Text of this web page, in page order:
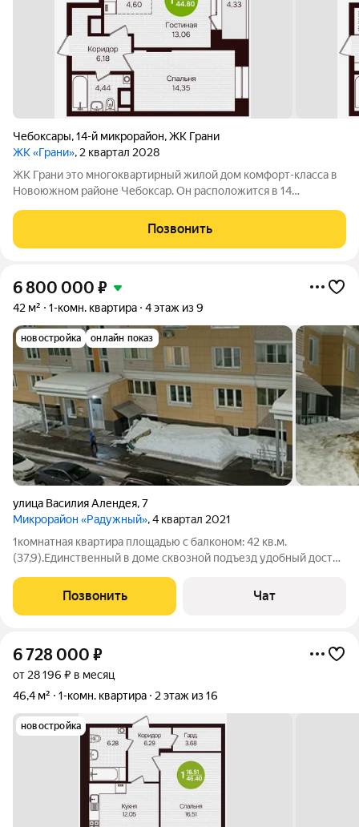
Чебоксары,14-й микрорайон,ЖК Грани
ЖК «Грани», 2 квартал 2028
ЖК Грани это многоквартирный жилой дом комфорт-класса в
Новоюжном районе Чебоксар. Он расположится в 14
крупными транспортными магистралями проспектом
Тракторостроителей и Солнечным бульваром.
Позвонить
6 800 000 ₽
42 м² 1-комн. квартира 4 этаж из 9
новостройка онлайн показ
улица Василия Алендея,7
Микрорайон «Радужный», 4 квартал 2021
1комнатная квартира площадью с балконом: 42 кв.м.
(37,9).Единственный в доме сквозной подъезд удобный доступ
10,3, Санузел (с ванной) 4 Прихожая с гардеробной 7,8
Состояние квартиры:
Позвонить Чат
6 728 000 ₽
от 28 196 ₽ в месяц
46,4 м²
1-комн. квартира 2 этаж из 16
новостройка